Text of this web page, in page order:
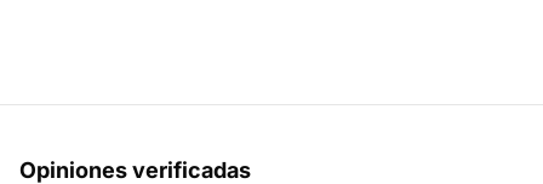
Opiniones verificadas